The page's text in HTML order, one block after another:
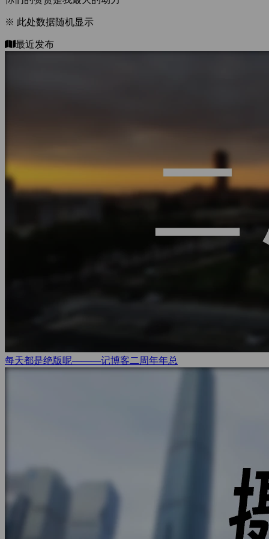
※ 此处数据随机显示
最近发布
每天都是绝版呢———记博客二周年年总